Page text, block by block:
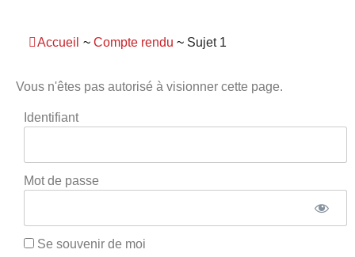
Accueil ~ Compte rendu ~ Sujet 1
Vous n'êtes pas autorisé à visionner cette page.
Identifiant
Mot de passe
Se souvenir de moi